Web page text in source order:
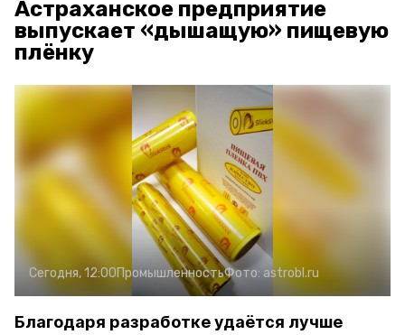
Астраханское предприятие
выпускает «дышащую» пищевую
плёнку
Сегодня, 12:00ПромышленностьФото: astrobl.ru
Благодаря разработке удаётся лучше